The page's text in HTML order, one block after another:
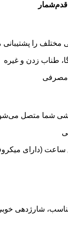
طناب زدن و غیره
مصرفی
ساعت (دارای